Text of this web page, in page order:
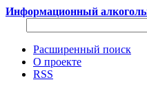
Информационный
Расширенный поиск
О проекте
RSS